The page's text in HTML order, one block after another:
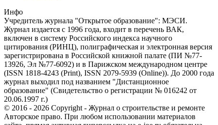
Инфо
Учредитель журнала "Открытое образование": МЭСИ.
Журнал издается с 1996 года, входит в перечень ВАК,
включен в систему Российского индекса научного
цитирования (РИНЦ), полиграфическая и электронная версия
зарегистрирована в Российской книжной палате (ПИ №77-
13926, Эл №77-6092) и в Парижском международном центре
(ISSN 1818-4243 (Print), ISSN 2079-5939 (Online)). До 2000 года
журнал выходил под названием "Дистанционное
образование" (Свидетельство о регистрации № 016242 от
20.06.1997 г.)
© 2016 - 2026 Copyright - Журнал о строительстве и ремонте
Авторское право. При любом использовании материалов